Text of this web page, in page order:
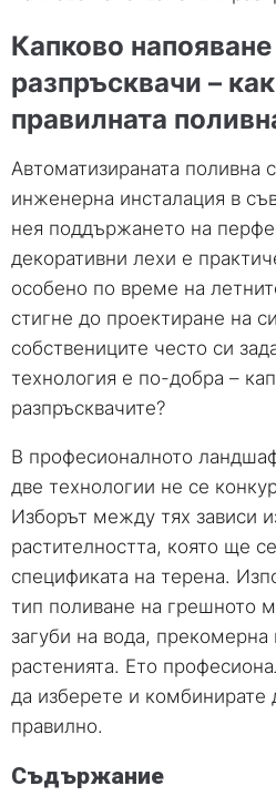
Капково
разпръсквачи –
правилната
Автоматизираната поливна
инженерна инсталация в
нея поддържането на
декоративни лехи е
особено по време на
стигне до проектиране на
собствениците често си
технология е по-добра –
разпръсквачите?
В професионалното
две технологии не се
Изборът между тях зависи
растителността, която ще
спецификата на терена.
тип поливане на грешното
загуби на вода, прекомерна
растенията. Ето
да изберете и комбинирате
правилно.
Съдържание